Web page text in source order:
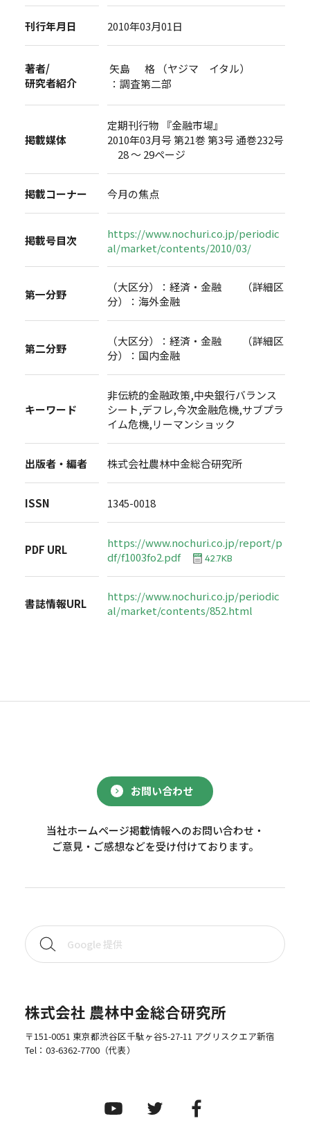
刊行年月日 2010年03月01日
著者/
研究者紹介
矢島 格 （ヤジマ イタル）
：調査第二部
掲載媒体
定期刊行物 『金融市場』
2010年03月号 第21巻 第3号 通巻232号
28 ～ 29ページ
掲載コーナー 今月の焦点
掲載号目次
https://www.nochuri.co.jp/periodic
al/market/contents/2010/03/
第一分野
（大区分）：経済・金融 （詳細区
分）：海外金融
第二分野
（大区分）：経済・金融 （詳細区
分）：国内金融
キーワード
非伝統的金融政策,中央銀行バランス
シート,デフレ,今次金融危機,サブプラ
イム危機,リーマンショック
出版者・編者 株式会社農林中金総合研究所
ISSN 1345-0018
PDF URL
https://www.nochuri.co.jp/report/p
df/f1003fo2.pdf
42.7KB
書誌情報URL
https://www.nochuri.co.jp/periodic
al/market/contents/852.html
お問い合わせ
当社ホームページ掲載情報へのお問い合わせ・
ご意見・ご感想などを受け付けております。
株式会社 農林中金総合研究所
〒151-0051 東京都渋谷区千駄ヶ谷5-27-11 アグリスクエア新宿
Tel： 03-6362-7700（代表）